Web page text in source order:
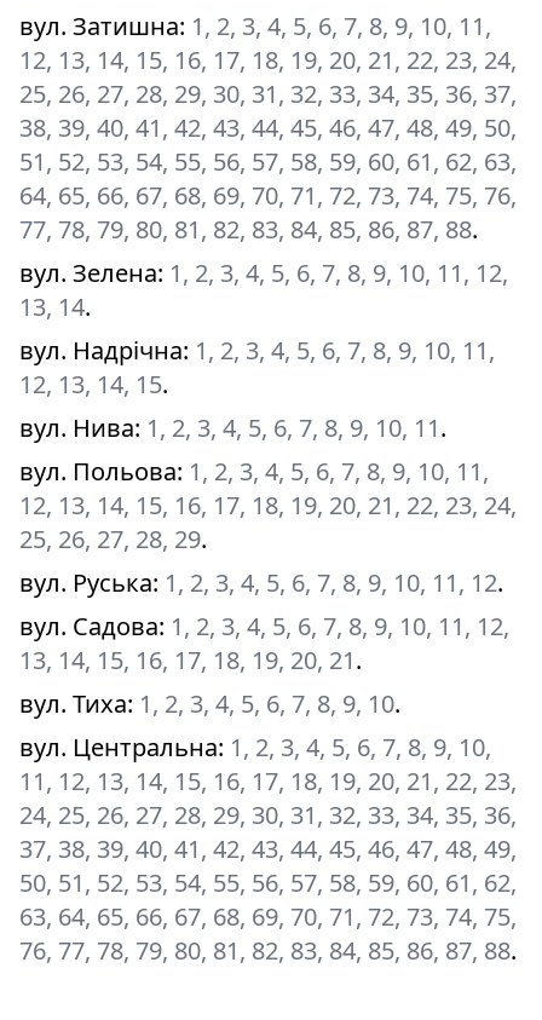
вул. Затишна: 1, 2, 3, 4, 5, 6, 7, 8, 9, 10, 11,
12, 13, 14, 15, 16, 17, 18, 19, 20, 21, 22, 23, 24,
25, 26, 27, 28, 29, 30, 31, 32, 33, 34, 35, 36, 37,
38, 39, 40, 41, 42, 43, 44, 45, 46, 47, 48, 49, 50,
51, 52, 53, 54, 55, 56, 57, 58, 59, 60, 61, 62, 63,
64, 65, 66, 67, 68, 69, 70, 71, 72, 73, 74, 75, 76,
77, 78, 79, 80, 81, 82, 83, 84, 85, 86, 87, 88.
вул. Зелена: 1, 2, 3, 4, 5, 6, 7, 8, 9, 10, 11, 12,
13, 14.
вул. Надрічна: 1, 2, 3, 4, 5, 6, 7, 8, 9, 10, 11,
12, 13, 14, 15.
вул. Нива: 1, 2, 3, 4, 5, 6, 7, 8, 9, 10, 11.
вул. Польова: 1, 2, 3, 4, 5, 6, 7, 8, 9, 10, 11,
12, 13, 14, 15, 16, 17, 18, 19, 20, 21, 22, 23, 24,
25, 26, 27, 28, 29.
вул. Руська: 1, 2, 3, 4, 5, 6, 7, 8, 9, 10, 11, 12.
вул. Садова: 1, 2, 3, 4, 5, 6, 7, 8, 9, 10, 11, 12,
13, 14, 15, 16, 17, 18, 19, 20, 21.
вул. Тиха: 1, 2, 3, 4, 5, 6, 7, 8, 9, 10.
вул. Центральна: 1, 2, 3, 4, 5, 6, 7, 8, 9, 10,
11, 12, 13, 14, 15, 16, 17, 18, 19, 20, 21, 22, 23,
24, 25, 26, 27, 28, 29, 30, 31, 32, 33, 34, 35, 36,
37, 38, 39, 40, 41, 42, 43, 44, 45, 46, 47, 48, 49,
50, 51, 52, 53, 54, 55, 56, 57, 58, 59, 60, 61, 62,
63, 64, 65, 66, 67, 68, 69, 70, 71, 72, 73, 74, 75,
76, 77, 78, 79, 80, 81, 82, 83, 84, 85, 86, 87, 88.